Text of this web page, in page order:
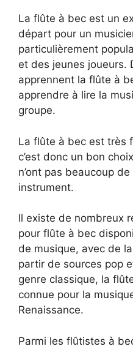
La flûte à bec est un
départ pour un
particulièrement
et des jeunes joueurs.
apprennent la flûte à
apprendre à lire la
groupe.
La flûte à bec est très
c’est donc un bon
n’ont pas beaucoup
instrument.
Il existe de nombreux
pour flûte à bec
de musique, avec de
partir de sources pop
genre classique, la
connue pour la
Renaissance.
Parmi les flûtistes à